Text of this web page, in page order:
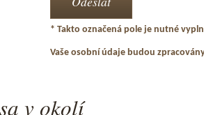
* Takto označená pole je nutné
Vaše osobní údaje budou
v okolí